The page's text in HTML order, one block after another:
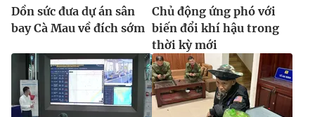
Dồn sức đưa dự án sân
bay Cà Mau về đích sớm
Chủ động ứng phó với
biến đổi khí hậu trong
thời kỳ mới